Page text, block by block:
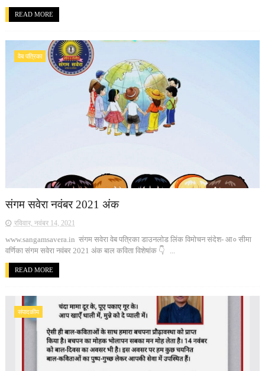
READ MORE
वेब पत्रिका
संगम सवेरा नवंबर 2021 अंक
रविवार, नवंबर 14, 2021
www.sangamsavera.in संगम सवेरा वेब पत्रिका डाउनलोड लिंक विमोचन संदेश- आ० सीमा
वर्णिका संगम सवेरा नवंबर 2021 अंक बाल कविता विशेषांक 👇 ...
READ MORE
संपादकीय